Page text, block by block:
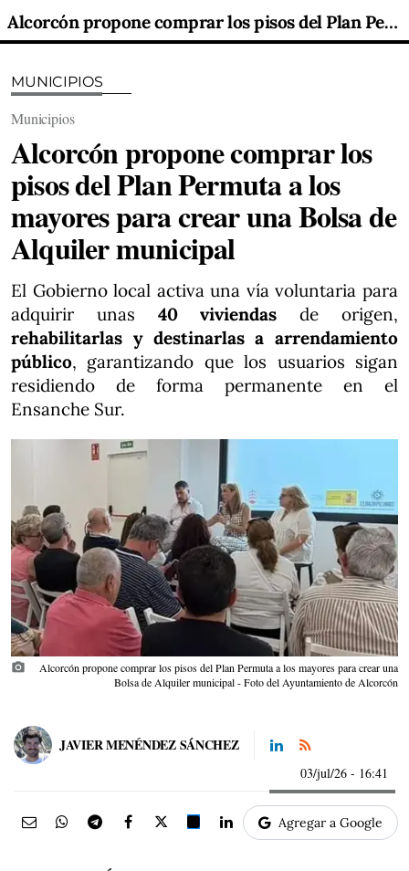
Alcorcón propone comprar los pisos del Plan Permuta a los mayores para crear una Bolsa de Alquiler municipal
MUNICIPIOS
Municipios
Alcorcón propone comprar los
pisos del Plan Permuta a los
mayores para crear una Bolsa de
Alquiler municipal
El Gobierno local activa una vía voluntaria para
adquirir unas 40 viviendas de origen,
rehabilitarlas y destinarlas a arrendamiento
público, garantizando que los usuarios sigan
residiendo de forma permanente en el
Ensanche Sur.
photo_camera
Alcorcón propone comprar los pisos del Plan Permuta a los mayores para crear una
Bolsa de Alquiler municipal - Foto del Ayuntamiento de Alcorcón
JAVIER MENÉNDEZ SÁNCHEZ
03/jul/26 - 16:41
Agregar a Google